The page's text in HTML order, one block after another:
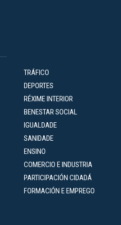
TRÁFICO
DEPORTES
RÉXIME INTERIOR
BENESTAR SOCIAL
IGUALDADE
SANIDADE
ENSINO
COMERCIO E INDUSTRIA
PARTICIPACIÓN CIDADÁ
FORMACIÓN E EMPREGO